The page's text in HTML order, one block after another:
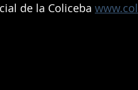
de la Coliceba